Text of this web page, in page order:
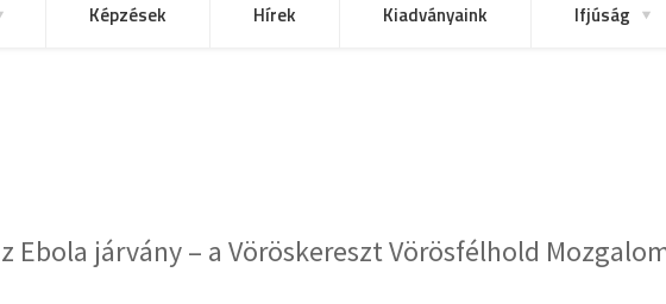
Képzések Hírek Kiadványaink Ifjúság
Ebola járvány – a Vöröskereszt Vörösfélhold